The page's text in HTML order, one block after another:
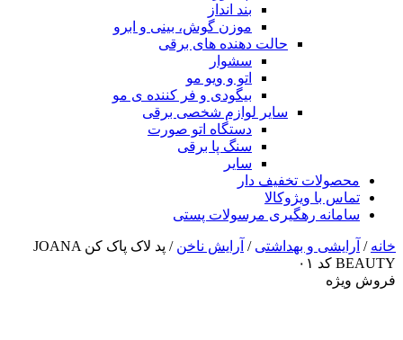
بند انداز
موزن گوش، بینی و ابرو
حالت دهنده های برقی
سشوار
اتو و ویو مو
بیگودی و فر کننده ی مو
سایر لوازم شخصی برقی
دستگاه اتو صورت
سنگ پا برقی
سایر
محصولات تخفیف دار
تماس با ویژوکالا
سامانه رهگیری مرسولات پستی
خانه / آرایشی و بهداشتی / آرایش ناخن
/ پد لاک پاک کن JOANA
BEAUTY کد ۰۱
فروش ویژه